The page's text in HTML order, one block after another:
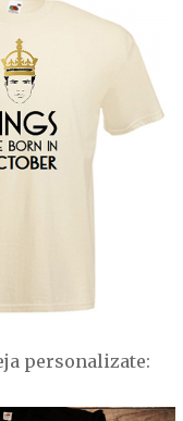
personalizate: